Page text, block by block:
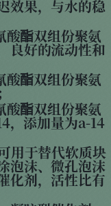
效果，与水的稳
酸酯双组份聚氨
良好的流动性和
酸酯双组份聚氨
酸酯双组份聚氨
，添加量为a-14
用于替代软质块
泡沫、微孔泡沫
化剂，活性比有